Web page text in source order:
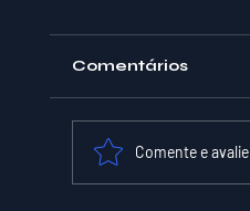
Comentários
Comente e avalie